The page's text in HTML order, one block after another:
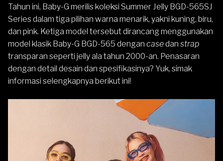
Tahun ini, Baby-G merilis koleksi Summer Jelly BGD-565SJ
Series dalam tiga pilihan warna menarik, yakni kuning, biru,
dan pink. Ketiga model tersebut dirancang menggunakan
model klasik Baby-G BGD-565 dengan casedan strap
transparan seperti jelly ala tahun 2000-an. Penasaran
dengan detail desain dan spesifikasinya? Yuk, simak
informasi selengkapnya berikut ini!